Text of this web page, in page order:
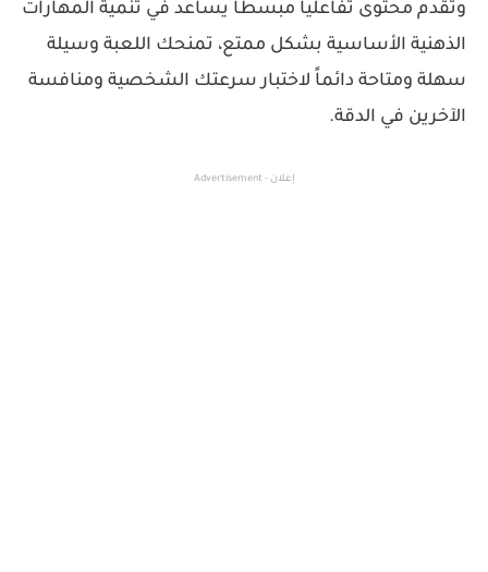
وتقدم محتوى تفاعلياً مبسطاً يساعد في تنمية المهارات
الذهنية الأساسية بشكل ممتع، تمنحك اللعبة وسيلة
سهلة ومتاحة دائماً لاختبار سرعتك الشخصية ومنافسة
الآخرين في الدقة.
إعلان - Advertisement